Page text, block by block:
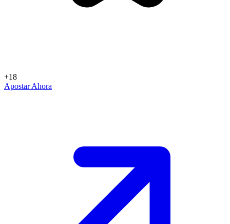
+18
Apostar Ahora